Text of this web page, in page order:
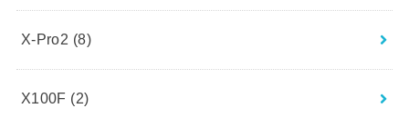
X-Pro2 (8)
X100F (2)